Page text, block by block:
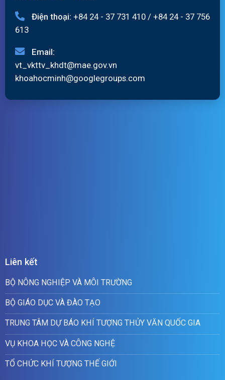
Điện thoại: +84 24 - 37 731 410 / +84 24 - 37 756
613
Email:
vt_vkttv_khdt@mae.gov.vn
khoahocminh@googlegroups.com
Liên kết
BỘ NÔNG NGHIỆP VÀ MÔI TRƯỜNG
BỘ GIÁO DỤC VÀ ĐÀO TẠO
TRUNG TÂM DỰ BÁO KHÍ TƯỢNG THỦY VĂN QUỐC GIA
VỤ KHOA HỌC VÀ CÔNG NGHỆ
TỔ CHỨC KHÍ TƯỢNG THẾ GIỚI